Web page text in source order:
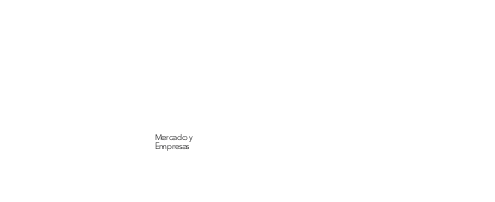
Mercado y
Empresas